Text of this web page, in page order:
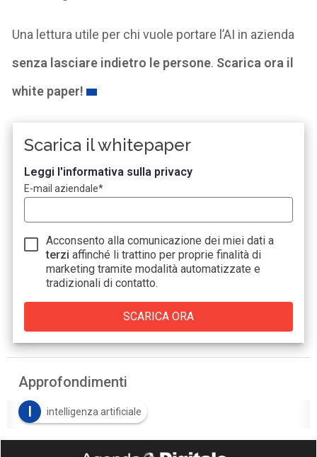
Una lettura utile per chi vuole portare l’AI in azienda
senza lasciare indietro le persone. Scarica ora il
white paper!
Scarica il whitepaper
Leggi l'informativa sulla privacy
E-mail aziendale*
Acconsento alla comunicazione dei miei dati a
terzi affinché li trattino per proprie finalità di
marketing tramite modalità automatizzate e
tradizionali di contatto.
Approfondimenti
I
intelligenza artificiale